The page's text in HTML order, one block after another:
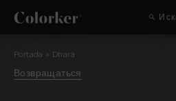
Portada » Dhara
Возвращаться